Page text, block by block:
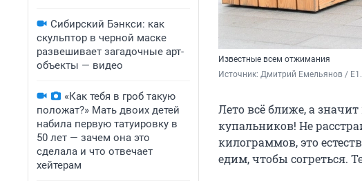
Сибирский Бэнкси: как
скульптор в черной маске
развешивает загадочные арт-
объекты — видео
«Как тебя в гроб такую
положат?» Мать двоих детей
набила первую татуировку в
50 лет — зачем она это
сделала и что отвечает
хейтерам
Известные всем отжимания
Источник: Дмитрий Емельянов /
Лето всё ближе, а
купальников! Не
килограммов, это
едим, чтобы согреться.